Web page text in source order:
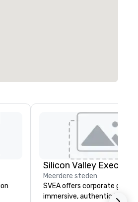
Meerdere steden
SVEA offers corporate
immersive, authentic Silicon